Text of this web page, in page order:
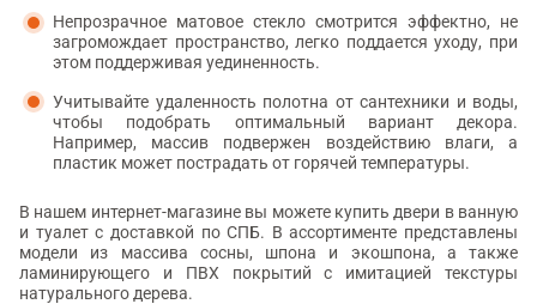
Непрозрачное матовое стекло смотрится эффектно, не
загромождает пространство, легко поддается уходу, при
этом поддерживая уединенность.
Учитывайте удаленность полотна от сантехники и воды,
чтобы подобрать оптимальный вариант декора.
Например, массив подвержен воздействию влаги, а
пластик может пострадать от горячей температуры.
В нашем интернет-магазине вы можете купить двери в ванную
и туалет с доставкой по СПБ. В ассортименте представлены
модели из массива сосны, шпона и экошпона, а также
ламинирующего и ПВХ покрытий с имитацией текстуры
натурального дерева.